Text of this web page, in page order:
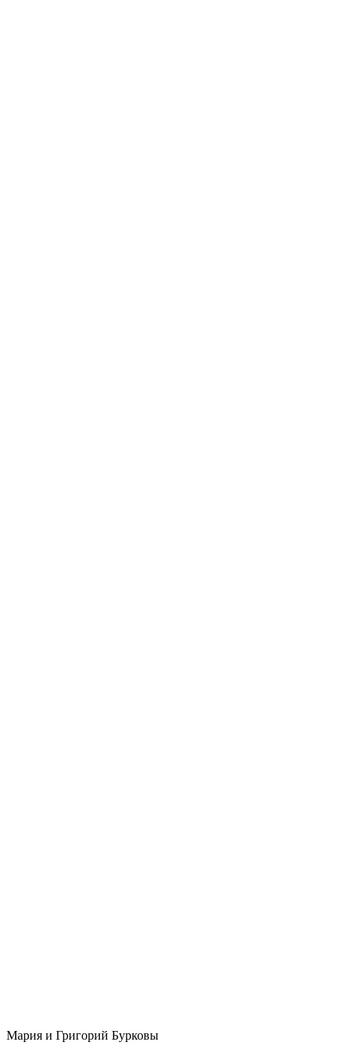
Мария и Григорий Бурковы